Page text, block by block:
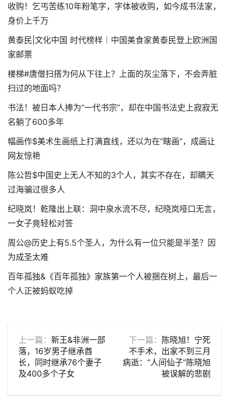
收购！乞丐苦练10年粉笔字，字体被收购，如今成书法家，
身价上千万
黄泰民|文化中国 时代榜样｜中国美食家黄泰民登上欧洲国
家邮票
楼梯#唐僧扫搭为何从下往上？上面的灰尘落下，不会弄脏
扫过的地面吗？
书法！被日本人捧为“一代书宗”，却在中国书法史上寂寂无
名躺了600多年
幅画作$美术生画纸上打满直线，还以为在“瞎画”，成画让
网友惊艳
陈公哲$中国史上无人不知的3个人，其实不存在，却瞒天
过海骗过很多人
纪晓岚！乾隆出上联：洞中泉水流不尽，纪晓岚哑口无言，
一女子竟轻松对答
周公@历史上有5.5个圣人，为什么有一位只能是半圣？因
为成圣太难
百年孤独&《百年孤独》家族第一个人被捆在树上，最后一
个人正被蚂蚁吃掉
上一篇： 新王&非洲一部
落，16岁男子继承酋
长，同时继承76个妻子
及400多个子女
下一篇： 陈晓旭！宁死
不手术，出家不到三月
病逝：“人间仙子”陈晓旭
被误解的悲剧